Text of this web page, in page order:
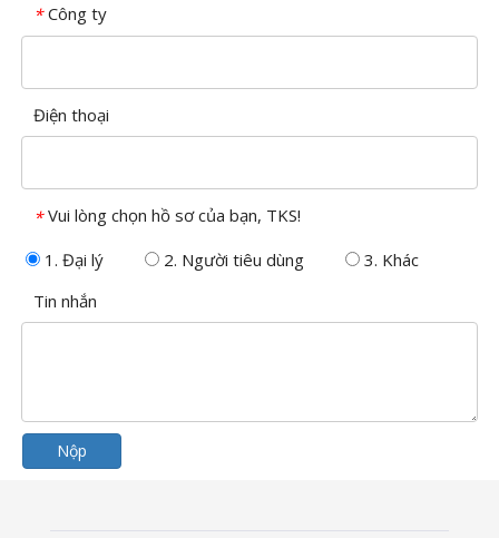
* Công ty
Điện thoại
* Vui lòng chọn hồ sơ của bạn, TKS!
1. Đại lý
2. Người tiêu dùng
3. Khác
Tin nhắn
Nộp